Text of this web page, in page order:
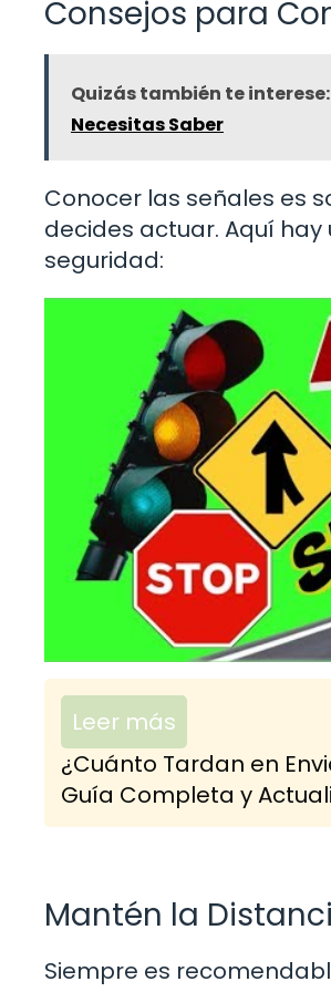
Consejos para
Quizás también te interese:
Necesitas Saber
Conocer las señales es
decides actuar. Aquí
seguridad:
Leer más
¿Cuánto Tardan en
Guía Completa y
Mantén la
Siempre es